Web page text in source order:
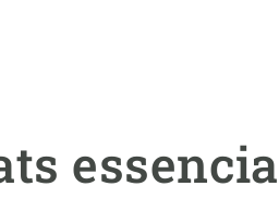
Solucions